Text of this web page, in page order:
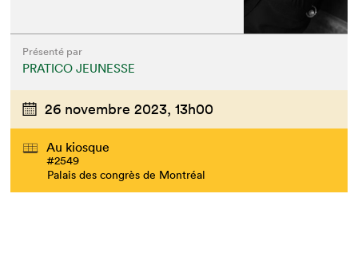
Que cherchez-vous?
Présenté par
PRATICO JEUNESSE
26 novembre 2023, 13h00
Au kiosque
#2549
Palais des congrès de Montréal